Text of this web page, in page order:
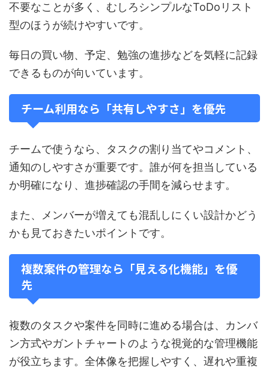
不要なことが多く、むしろシンプルなToDoリスト
型のほうが続けやすいです。
毎日の買い物、予定、勉強の進捗などを気軽に記録
できるものが向いています。
チーム利用なら「共有しやすさ」を優先
チームで使うなら、タスクの割り当てやコメント、
通知のしやすさが重要です。誰が何を担当している
か明確になり、進捗確認の手間を減らせます。
また、メンバーが増えても混乱しにくい設計かどう
かも見ておきたいポイントです。
複数案件の管理なら「見える化機能」を優
先
複数のタスクや案件を同時に進める場合は、カンバ
ン方式やガントチャートのような視覚的な管理機能
が役立ちます。全体像を把握しやすく、遅れや重複